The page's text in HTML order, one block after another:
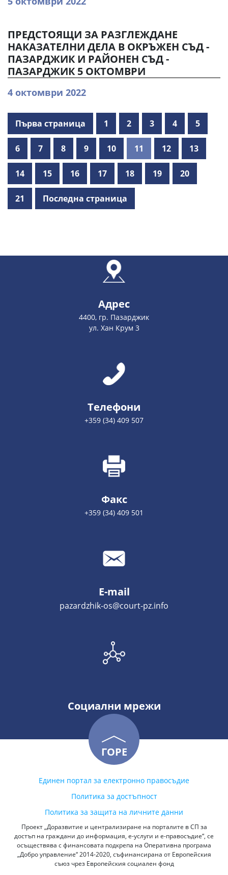
ПРЕДСТОЯЩИ ЗА РАЗГЛЕЖДАНЕ
НАКАЗАТЕЛНИ ДЕЛА В ОКРЪЖЕН СЪД -
ПАЗАРДЖИК И РАЙОНЕН СЪД -
ПАЗАРДЖИК 5 ОКТОМВРИ
4 октомври 2022
Първа страница 1 2 3 4 5
6 7 8 9 10 11 12 13
14 15 16 17 18 19 20
21 Последна страница
Адрес
4400, гр. Пазарджик
ул. Хан Крум 3
Телефони
+359 (34) 409 507
Факс
+359 (34) 409 501
E-mail
pazardzhik-os@court-pz.info
Социални мрежи
ГОРЕ
Единен портал за електронно правосъдие
Политика за достъпност
Политика за защита на личните данни
Проект „Доразвитие и централизиране на порталите в СП за
достъп на граждани до информация, е-услуги и е-правосъдие“, се
осъществява с финансовата подкрепа на Оперативна програма
„Добро управление“ 2014-2020, съфинансирана от Европейския
съюз чрез Европейския социален фонд